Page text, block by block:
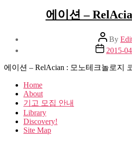
에이션 –
Post
author
By
Post
date
2015-
에이션 – RelAcian : 모노테크놀로지
Home
About
기고 모집 안내
Library
Discovery!
Site Map